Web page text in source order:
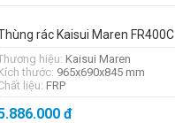
rác Kaisui Maren FR400C
hiệu: Kaisui Maren
thước: 965x690x845 mm
liệu: FRP
đ